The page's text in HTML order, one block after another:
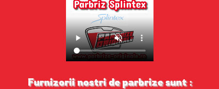
Furnizorii nostri de parbrize sunt :